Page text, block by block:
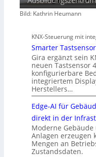
Bild: Kathrin Heumann
KNX-Steuerung mit
Smarter
Gira ergänzt sein
neuen Tastsensor
konfigurierbare
integriertem
Herstellers…
Edge-AI für
direkt in der
Moderne
Anlagen erzeugen
Mengen an
Zustandsdaten.